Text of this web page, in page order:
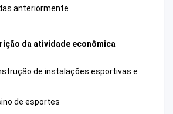
anteriormente
da atividade econômica
de instalações esportivas e
de esportes